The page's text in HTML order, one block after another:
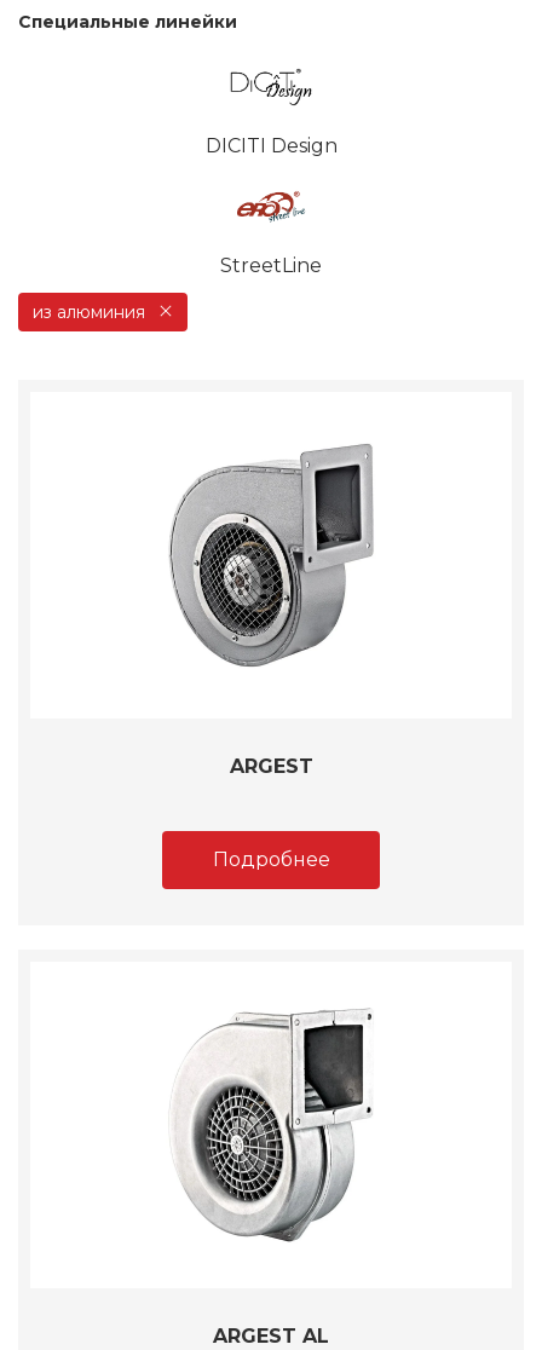
Специальные линейки
DICITI Design
StreetLine
из алюминия
ARGEST
Подробнее
ARGEST AL